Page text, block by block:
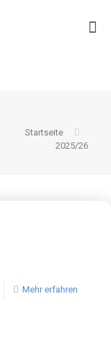
Startseite
2025/26
Mehr erfahren